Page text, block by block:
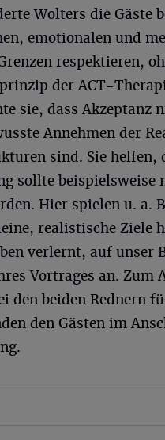
Wolters die Gäste
emotionalen und
respektieren,
der ACT-
sie, dass Akzeptanz
Annehmen der
sind. Sie helfen,
sollte beispielsweise
Hier spielen u. a.
realistische Ziele
verlernt, auf unser
Vortrages an. Zum
den beiden Rednern
den Gästen im